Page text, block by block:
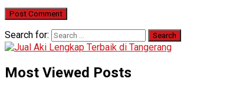
Search for:
Most Viewed Posts